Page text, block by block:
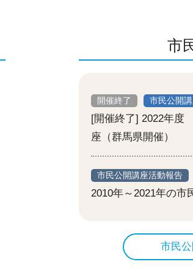
市
開催終了 市民公開
[開催終了] 2022年
座（群馬県開催）
市民公開講座活動報告
2010年～2021年の市
市民